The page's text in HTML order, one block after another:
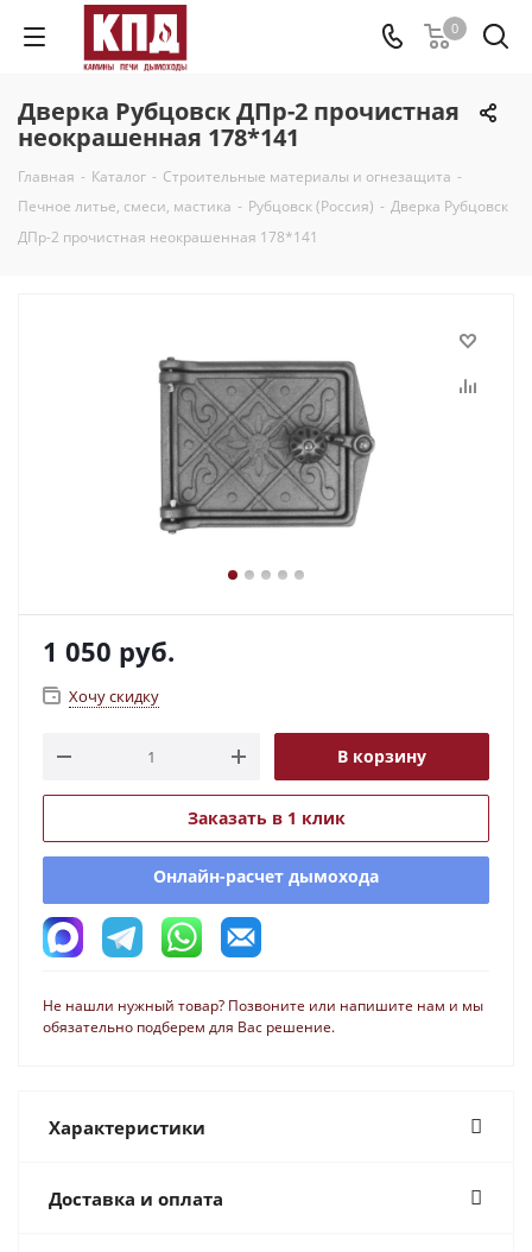
0
Дверка Рубцовск ДПр-2 прочистная
неокрашенная 178*141
Главная - Каталог - Строительные материалы и огнезащита -
Печное литье, смеси, мастика - Рубцовск (Россия) - Дверка Рубцовск
ДПр-2 прочистная неокрашенная 178*141
1 050 руб.
Хочу скидку
В корзину
Заказать в 1 клик
Онлайн-расчет дымохода
Не нашли нужный товар? Позвоните или напишите нам и мы
обязательно подберем для Вас решение.
Характеристики
Доставка и оплата